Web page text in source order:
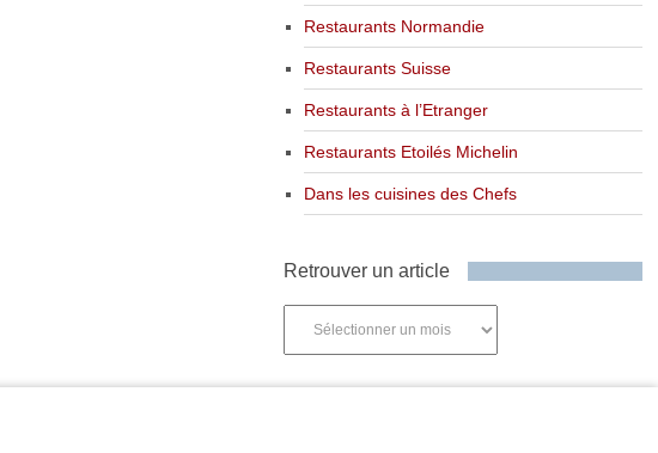
Restaurants Normandie
Restaurants Suisse
Restaurants à l’Etranger
Restaurants Etoilés Michelin
Dans les cuisines des Chefs
Retrouver un article